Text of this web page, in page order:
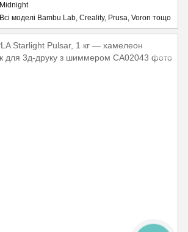
Midnight
Всі моделі Bambu Lab, Creality, Prusa, Voron тощо